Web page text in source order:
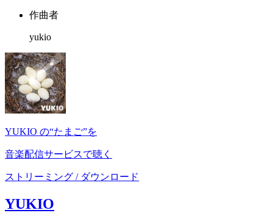
作曲者
yukio
YUKIO の“たまご”を
音楽配信サービスで聴く
ストリーミング / ダウンロード
YUKIO